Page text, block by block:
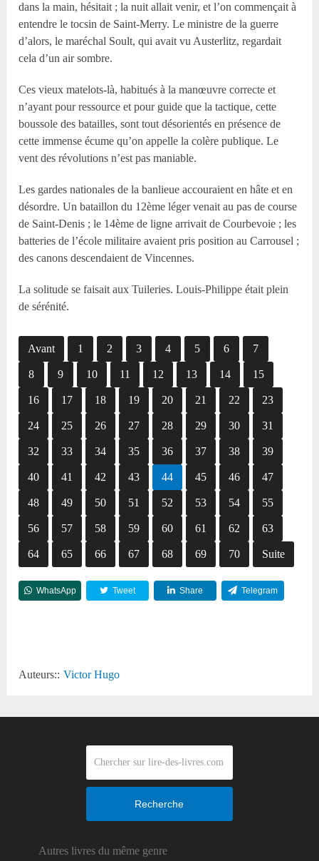
dans la main, hésitait ; la nuit allait venir, et l’on commençait à
entendre le tocsin de Saint-Merry. Le ministre de la guerre
d’alors, le maréchal Soult, qui avait vu Austerlitz, regardait
cela d’un air sombre.
Ces vieux matelots-là, habitués à la manœuvre correcte et
n’ayant pour ressource et pour guide que la tactique, cette
boussole des batailles, sont tout désorientés en présence de
cette immense écume qu’on appelle la colère publique. Le
vent des révolutions n’est pas maniable.
Les gardes nationales de la banlieue accouraient en hâte et en
désordre. Un bataillon du 12ème léger venait au pas de course
de Saint-Denis ; le 14ème de ligne arrivait de Courbevoie ; les
batteries de l’école militaire avaient pris position au Carrousel ;
des canons descendaient de Vincennes.
La solitude se faisait aux Tuileries. Louis-Philippe était plein
de sérénité.
Avant 1 2 3 4 5 6 7
8 9 10 11 12 13 14 15
16 17 18 19 20 21 22 23
24 25 26 27 28 29 30 31
32 33 34 35 36 37 38 39
40 41 42 43 44 45 46 47
48 49 50 51 52 53 54 55
56 57 58 59 60 61 62 63
64 65 66 67 68 69 70 Suite
WhatsApp Tweet Share Telegram
Auteurs:: Victor Hugo
Recherche
Autres livres du même genre